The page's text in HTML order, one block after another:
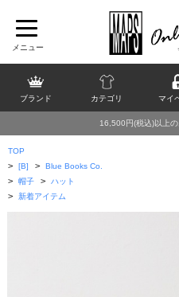
ブランド カテゴリ マイ
16,500円(税込)以上
TOP
> [B] > Blue Books Co.
> 帽子 > ハット
> 新着アイテム